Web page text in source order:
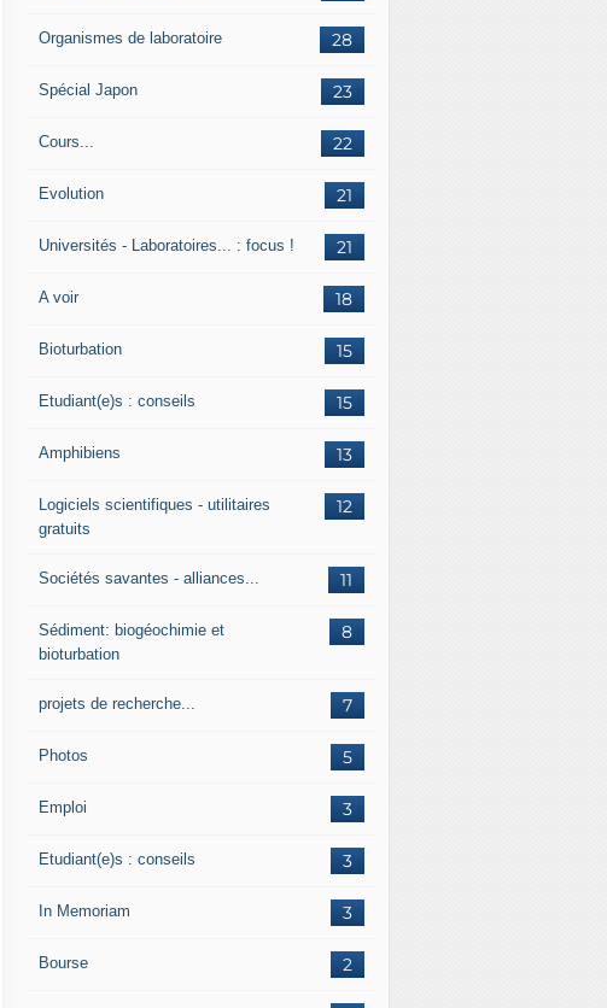
28
Organismes de laboratoire
23
Spécial Japon
22
Cours...
21
Evolution
21
Universités - Laboratoires... : focus !
18
A voir
15
Bioturbation
15
Etudiant(e)s : conseils
13
Amphibiens
12
Logiciels scientifiques - utilitaires
gratuits
11
Sociétés savantes - alliances...
8
Sédiment: biogéochimie et
bioturbation
7
projets de recherche...
5
Photos
3
Emploi
3
Etudiant(e)s : conseils
3
In Memoriam
2
Bourse